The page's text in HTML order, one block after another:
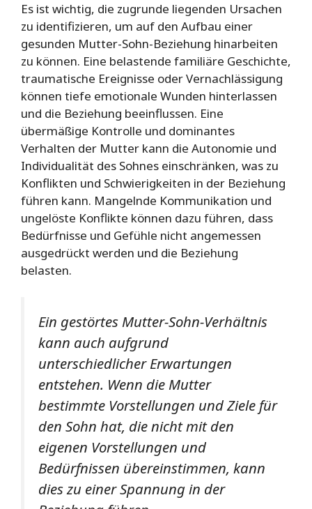
Es ist wichtig, die zugrunde liegenden Ursachen
zu identifizieren, um auf den Aufbau einer
gesunden Mutter-Sohn-Beziehung hinarbeiten
zu können. Eine belastende familiäre Geschichte,
traumatische Ereignisse oder Vernachlässigung
können tiefe emotionale Wunden hinterlassen
und die Beziehung beeinflussen. Eine
übermäßige Kontrolle und dominantes
Verhalten der Mutter kann die Autonomie und
Individualität des Sohnes einschränken, was zu
Konflikten und Schwierigkeiten in der Beziehung
führen kann. Mangelnde Kommunikation und
ungelöste Konflikte können dazu führen, dass
Bedürfnisse und Gefühle nicht angemessen
ausgedrückt werden und die Beziehung
belasten.
Ein gestörtes Mutter-Sohn-Verhältnis
kann auch aufgrund
unterschiedlicher Erwartungen
entstehen. Wenn die Mutter
bestimmte Vorstellungen und Ziele für
den Sohn hat, die nicht mit den
eigenen Vorstellungen und
Bedürfnissen übereinstimmen, kann
dies zu einer Spannung in der